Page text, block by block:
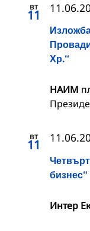
вт
11
Хр.“
НАИМ
вт
11
бизнес“
Интер